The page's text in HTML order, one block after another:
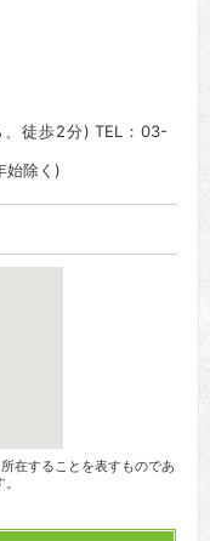
徒歩2分) TEL：03-
始除く)
在することを表すものであ